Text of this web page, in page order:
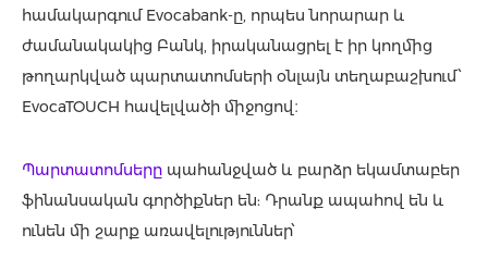
համակարգում Evocabank-ը, որպես նորարար և
ժամանակակից Բանկ, իրականացրել է իր կողմից
թողարկված պարտատոմսերի օնլայն տեղաբաշխում՝
EvocaTOUCH հավելվածի միջոցով։
Պարտատոմսերը պահանջված և բարձր եկամտաբեր
ֆինանսական գործիքներ են: Դրանք ապահով են և
ունեն մի շարք առավելություններ՝